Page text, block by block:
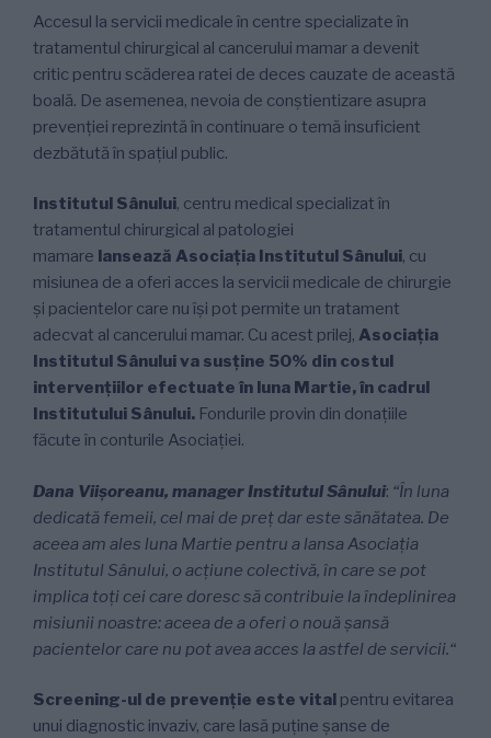
Accesul la servicii medicale în centre specializate în
tratamentul chirurgical al cancerului mamar a devenit
critic pentru scăderea ratei de deces cauzate de această
boală. De asemenea, nevoia de conștientizare asupra
prevenției reprezintă în continuare o temă insuficient
dezbătută în spațiul public.
Institutul Sânului, centru medical specializat în
tratamentul chirurgical al patologiei
mamare lansează Asociația Institutul Sânului, cu
misiunea de a oferi acces la servicii medicale de chirurgie
și pacientelor care nu își pot permite un tratament
adecvat al cancerului mamar. Cu acest prilej, Asociația
Institutul Sânului va susține 50% din costul
intervențiilor efectuate în luna Martie, în cadrul
Institutului Sânului. Fondurile provin din donațiile
făcute în conturile Asociației.
Dana Viișoreanu, manager Institutul Sânului: “În luna
dedicată femeii, cel mai de preț dar este sănătatea. De
aceea am ales luna Martie pentru a lansa Asociația
Institutul Sânului, o acțiune colectivă, în care se pot
implica toți cei care doresc să contribuie la îndeplinirea
misiunii noastre: aceea de a oferi o nouă șansă
pacientelor care nu pot avea acces la astfel de servicii.“
Screening-ul de prevenție este vital pentru evitarea
unui diagnostic invaziv, care lasă puține șanse de